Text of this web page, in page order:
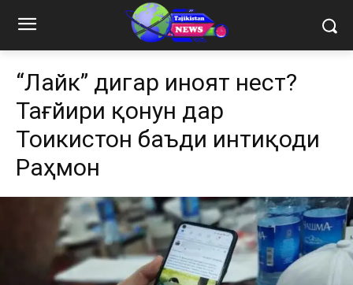
“Лайк” дигар ҷиноят нест?
Тағйири қонун дар
Тоҷикистон баъди интиқоди
Раҳмон